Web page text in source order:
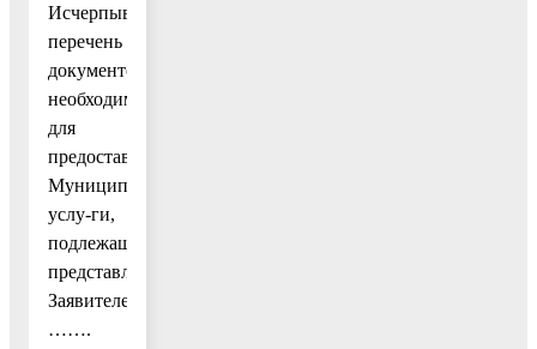
Исчерпывающий
перечень
документов,
необходимых
для
предоставления
Муниципальной
услу-ги,
подлежащих
представлению
Заявителем…………………………….
…….